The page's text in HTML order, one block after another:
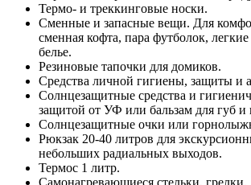
Термо- и треккинговые носки.
Сменные и запасные вещи. Для
сменная кофта, пара футболок,
белье.
Резиновые тапочки для домиков.
Средства личной гигиены, защиты и
Солнцезащитные средства и
защитой от УФ или бальзам для губ и
Солнцезащитные очки или
Рюкзак 20-40 литров для
небольших радиальных выходов.
Термос 1 литр.